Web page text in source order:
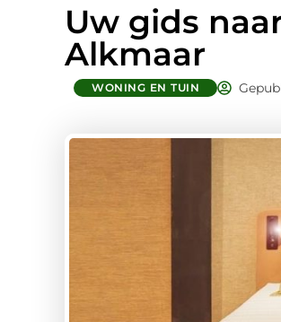
Uw gids
Alkmaar
WONING EN TUIN